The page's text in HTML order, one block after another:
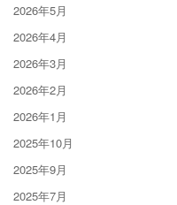
2026年5月
2026年4月
2026年3月
2026年2月
2026年1月
2025年10月
2025年9月
2025年7月